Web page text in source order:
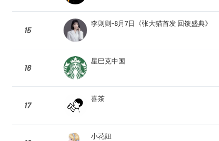
15
李则则-8月7日《张大猫首发 回馈盛典》
16
星巴克中国
17
喜茶
小花妞